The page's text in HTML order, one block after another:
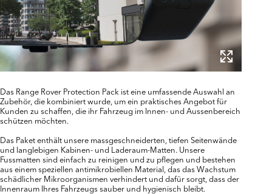
Das Range Rover Protection Pack ist eine umfassende Auswahl an
Zubehör, die kombiniert wurde, um ein praktisches Angebot für
Kunden zu schaffen, die ihr Fahrzeug im Innen- und Aussenbereich
schützen möchten.
Das Paket enthält unsere massgeschneiderten, tiefen Seitenwände
und langlebigen Kabinen- und Laderaum-Matten. Unsere
Fussmatten sind einfach zu reinigen und zu pflegen und bestehen
aus einem speziellen antimikrobiellen Material, das das Wachstum
schädlicher Mikroorganismen verhindert und dafür sorgt, dass der
Innenraum Ihres Fahrzeugs sauber und hygienisch bleibt.